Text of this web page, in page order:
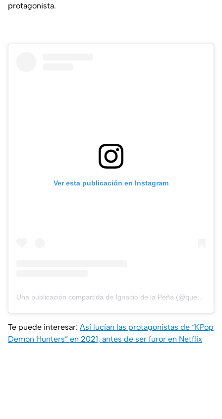
protagonista.
Ver esta publicación en Instagram
Te puede interesar: Así lucían las protagonistas de “KPop
Demon Hunters” en 2021, antes de ser furor en Netflix